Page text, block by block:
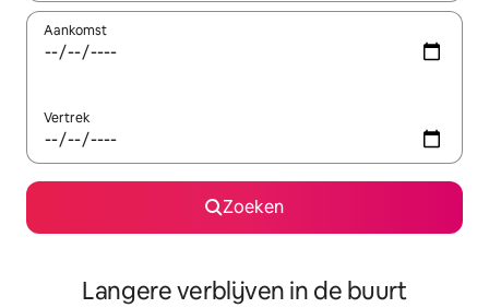
Aankomst
Vertrek
Zoeken
Langere verblijven in de buurt